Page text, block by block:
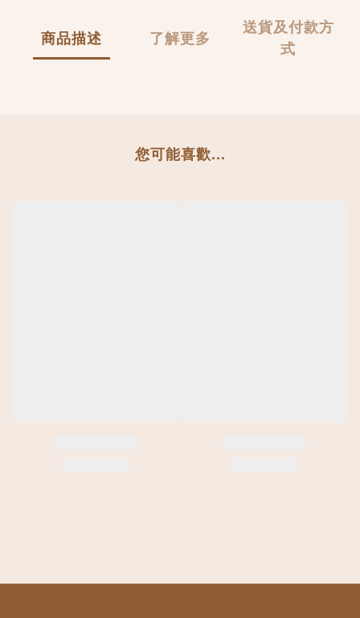
商品描述 了解更多
送貨及付款方
式
您可能喜歡...